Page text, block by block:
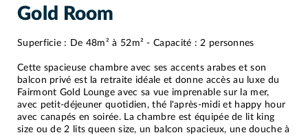
Gold Room
Superficie : De 48m² à 52m² - Capacité : 2 personnes
Cette spacieuse chambre avec ses accents arabes et son
balcon privé est la retraite idéale et donne accès au luxe du
Fairmont Gold Lounge avec sa vue imprenable sur la mer,
avec petit-déjeuner quotidien, thé l'après-midi et happy hour
avec canapés en soirée. La chambre est équipée de lit king
size ou de 2 lits queen size, un balcon spacieux, une douche à